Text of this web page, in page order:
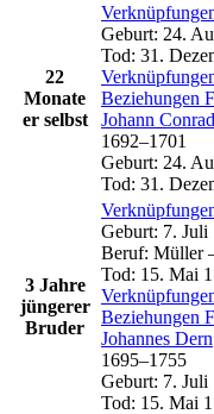
22
Monate
er selbst
Geburt: 24.
Tod: 31.
Beziehungen
Johann Conrad
1692–1701
Geburt: 24.
Tod: 31.
3 Jahre
jüngerer
Bruder
Geburt: 7. Juli
Beruf: Müller
Tod: 15. Mai
Beziehungen
Johannes Dern
1695–1755
Geburt: 7. Juli
Tod: 15. Mai